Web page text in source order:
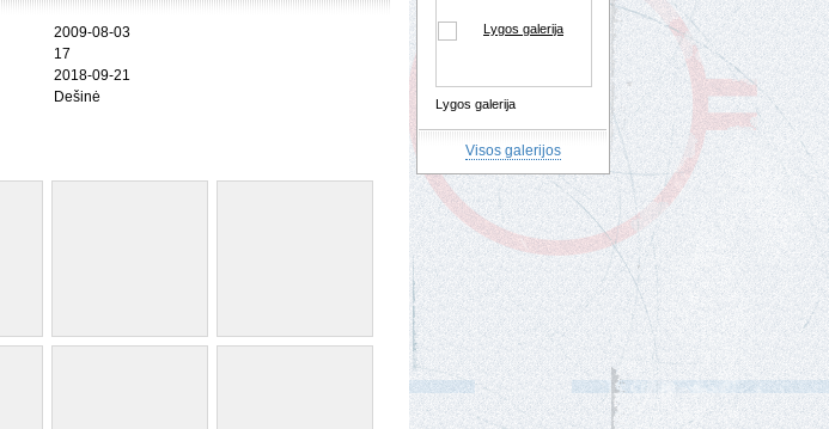
2009-08-03
17
2018-09-21
Dešinė Lygos galerija
Visos galerijos